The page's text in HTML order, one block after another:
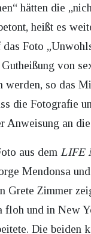
hätten die
heißt es
Foto
von
werden, so das
die Fotografie
Anweisung an
aus dem LIFE
Mendonsa
Grete Zimmer
floh und in New
Die beiden